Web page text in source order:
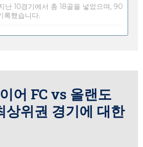
난 10경기에서 총 18골을 넣었으며, 90
록했습니다.
어 FC vs 올랜도
상위권 경기에 대한